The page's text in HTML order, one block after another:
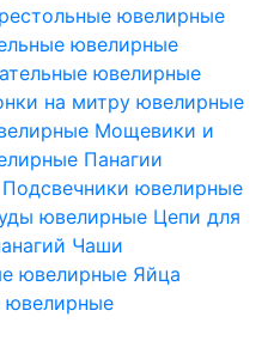
ювелирные
ювелирные
ювелирные
на митру ювелирные
Мощевики и
Панагии
Подсвечники ювелирные
ювелирные Цепи для
Чаши
ювелирные Яйца
ювелирные